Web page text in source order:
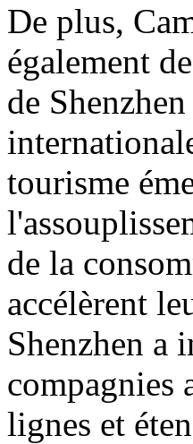
De plus,
également
de
tourisme
de la
accélèrent
Shenzhen a
compagnies
lignes et